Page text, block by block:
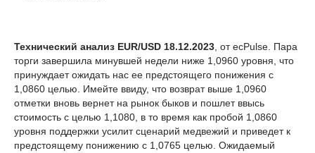
Технический анализ EUR/USD 18.12.2023 , от ecPulse. Пара
торги завершила минувшей недели ниже 1,0960 уровня, что
принуждает ожидать нас ее предстоящего понижения с
1,0860 целью. Имейте ввиду, что возврат выше 1,0960
отметки вновь вернет на рынок быков и пошлет ввысь
стоимость с целью 1,1080, в то время как пробой 1,0860
уровня поддержки усилит сценарий медвежий и приведет к
предстоящему понижению с 1,0765 целью. Ожидаемый